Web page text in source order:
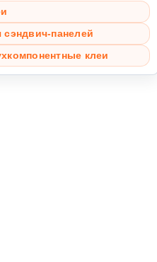
сэндвич-панелей
клеи